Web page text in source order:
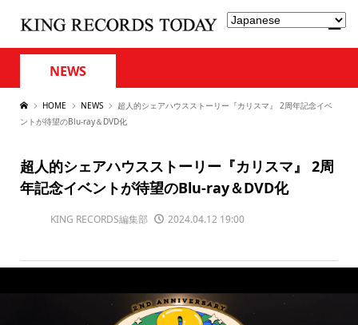
NEWS
HOME NEWS
超人的シェアハウスストーリー『カリスマ』 2周年記念イベ
ントが待望のBlu-ray＆DVD化
超人的シェアハウスストーリー『カリスマ』 2周
年記念イベントが待望のBlu-ray＆DVD化
KING RECORDS編集部 2024.04.12 19:00